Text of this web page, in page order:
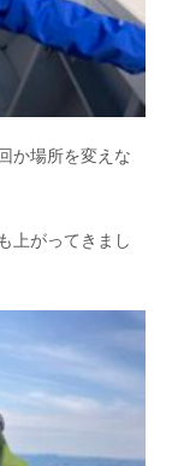
か場所を変えな
上がってきまし